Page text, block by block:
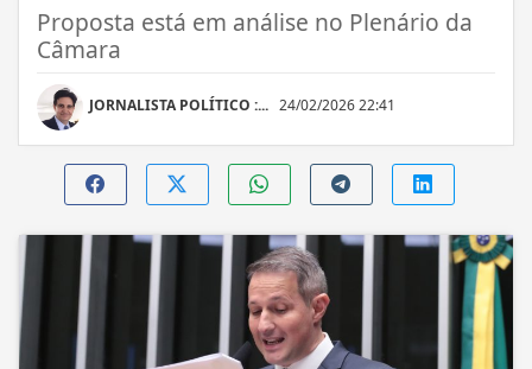
Proposta está em análise no Plenário da
Câmara
JORNALISTA POLÍTICO :... 24/02/2026 22:41